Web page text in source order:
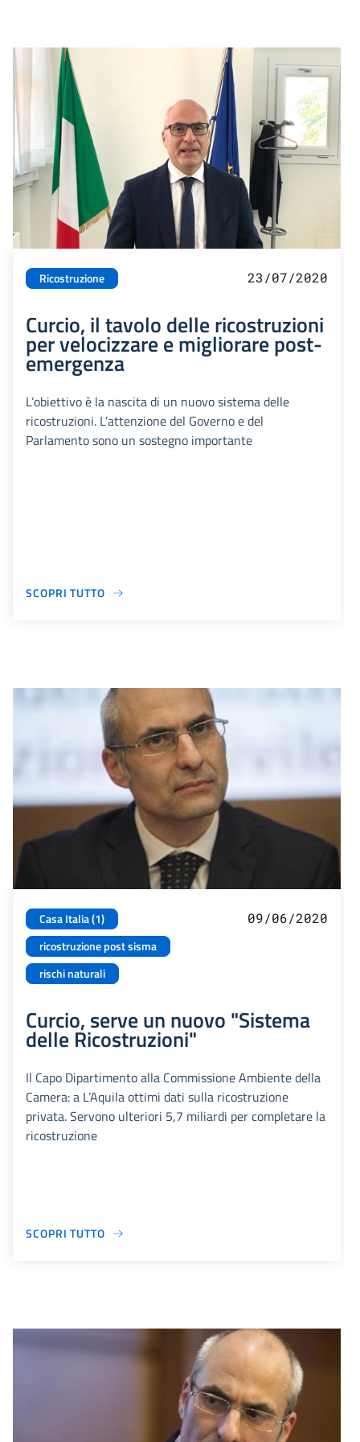
Ricostruzione 23/07/2020
Curcio, il tavolo delle ricostruzioni
per velocizzare e migliorare post-
emergenza
L’obiettivo è la nascita di un nuovo sistema delle
ricostruzioni. L’attenzione del Governo e del
Parlamento sono un sostegno importante
SCOPRI TUTTO
Casa Italia (1)
ricostruzione post sisma
rischi naturali
09/06/2020
Curcio, serve un nuovo "Sistema
delle Ricostruzioni"
Il Capo Dipartimento alla Commissione Ambiente della
Camera: a L’Aquila ottimi dati sulla ricostruzione
privata. Servono ulteriori 5,7 miliardi per completare la
ricostruzione
SCOPRI TUTTO